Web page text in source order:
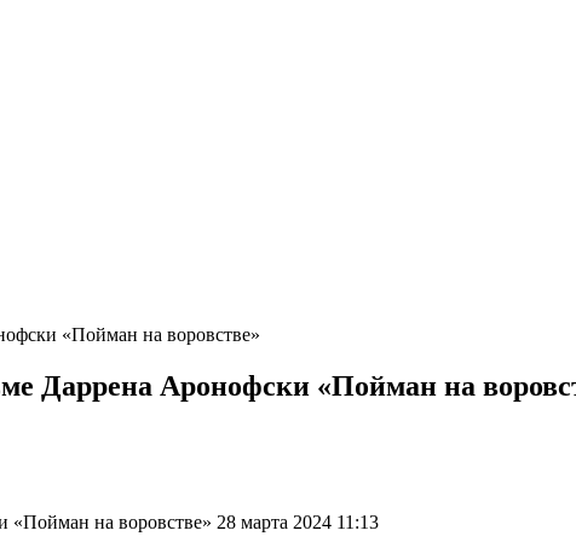
«Пойман на воровстве»
Даррена Аронофски «Пойман на
на воровстве» 28 марта 2024 11:13